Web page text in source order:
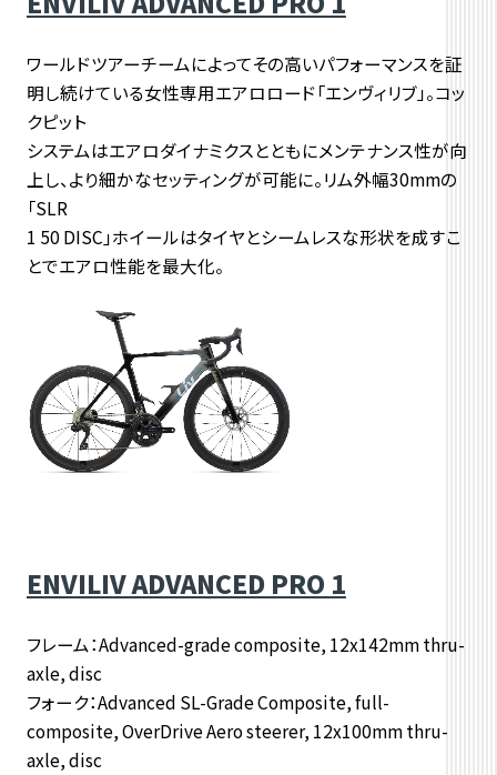
ワールドツアーチームによってその高いパフォーマンスを証
明し続けている女性専用エアロロード「エンヴィリブ」。コッ
クピット
システムはエアロダイナミクスとともにメンテナンス性が向
上し、より細かなセッティングが可能に。リム外幅30mmの
「SLR
1 50 DISC」ホイールはタイヤとシームレスな形状を成すこ
とでエアロ性能を最大化。
ENVILIV ADVANCED PRO 1
フレーム：Advanced-grade composite, 12x142mm thru-
axle, disc
フォーク：Advanced SL-Grade Composite, full-
composite, OverDrive Aero steerer, 12x100mm thru-
axle, disc